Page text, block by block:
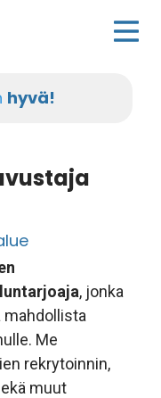
hyvä!
, jonka
mahdollista
Me
rekrytoinnin,
muut